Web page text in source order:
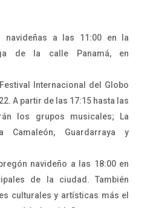
navideñas a las 11:00 en la
de la calle Panamá, en
Internacional del Globo
A partir de las 17:15 hasta las
los grupos musicales; La
Camaleón, Guardarraya y
navideño a las 18:00 en
de la ciudad. También
culturales y artísticas más el